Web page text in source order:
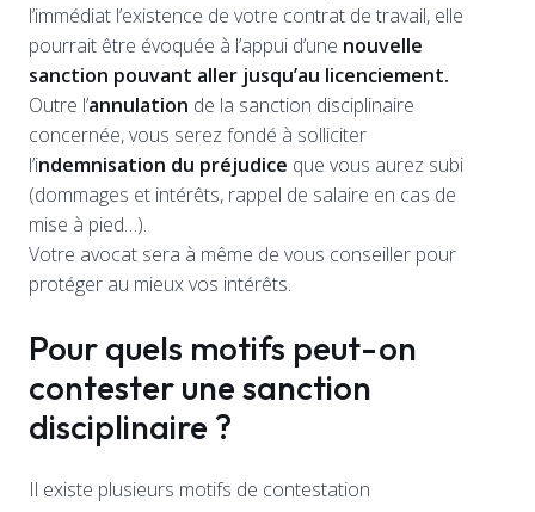
l’immédiat l’existence de votre contrat de travail, elle
pourrait être évoquée à l’appui d’une nouvelle
sanction pouvant aller jusqu’au licenciement.
Outre l’annulation de la sanction disciplinaire
concernée, vous serez fondé à solliciter
l’indemnisation du préjudice que vous aurez subi
(dommages et intérêts, rappel de salaire en cas de
mise à pied…).
Votre avocat sera à même de vous conseiller pour
protéger au mieux vos intérêts.
Pour quels motifs peut-on
contester une sanction
disciplinaire ?
Il existe plusieurs motifs de contestation